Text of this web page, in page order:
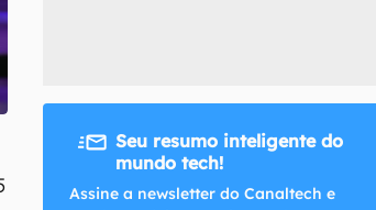
Seu resumo inteligente do
mundo tech!
Assine a newsletter do Canaltech e